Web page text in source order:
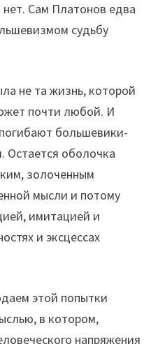
Сам Платонов едва
судьбу
не та жизнь, которой
почти любой. И
большевики-
Остается оболочка
золоченным
мысли и потому
имитацией и
и эксцессах
этой попытки
в котором,
напряжения